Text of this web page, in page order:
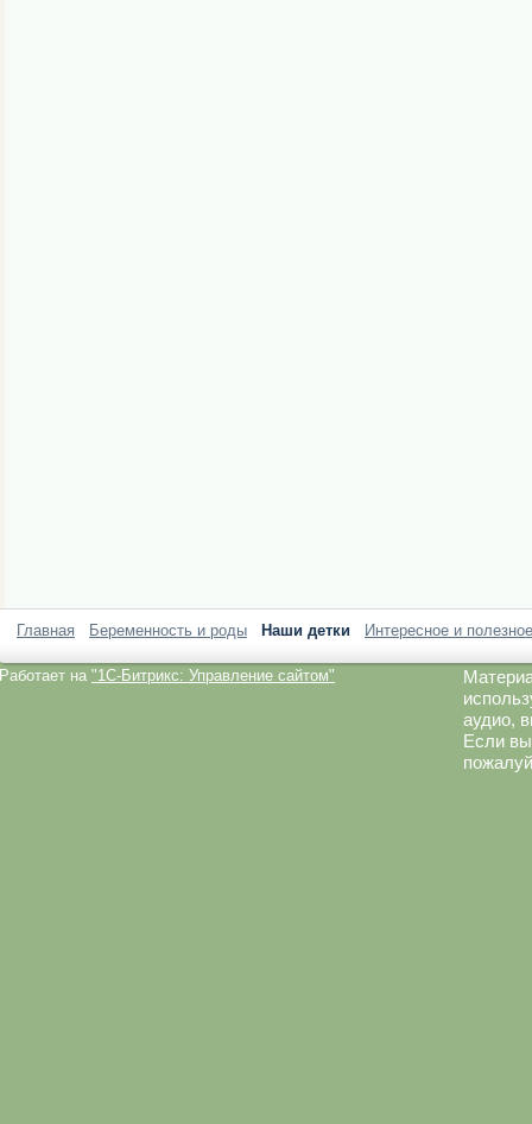
Главная Беременность и роды Наши детки Интересное и полезное
Работает на "1C-Битрикс: Управление сайтом"
аудио,
Если вы